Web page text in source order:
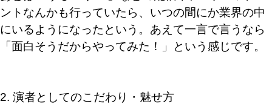
ントなんかも行っていたら、いつの間にか業界の中
にいるようになったという。あえて一言で言うなら
「面白そうだからやってみた！」という感じです。
2. 演者としてのこだわり・魅せ方